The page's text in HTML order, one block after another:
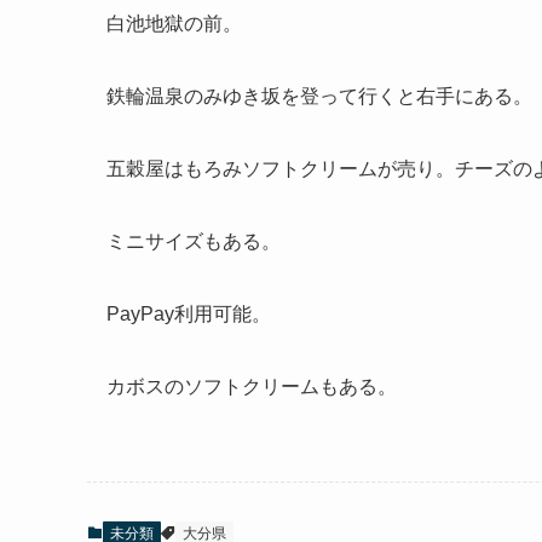
白池地獄の前。
鉄輪温泉のみゆき坂を登って行くと右手にある。
五穀屋はもろみソフトクリームが売り。チーズの
ミニサイズもある。
PayPay利用可能。
カボスのソフトクリームもある。
未分類 大分県